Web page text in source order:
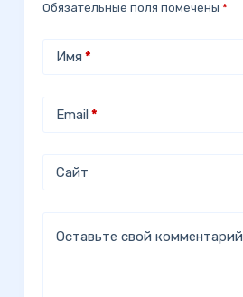
Обязательные поля помечены *
Имя *
Email *
Сайт
Оставьте свой комментарий